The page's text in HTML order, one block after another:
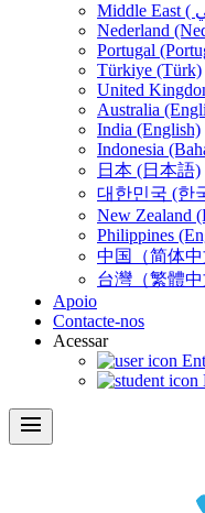
Nederland
Portugal
Türkiye (Türk)
United
Australia
India (English)
Indonesia
日本 (日本語)
대한민국 (한
New Zealand
Philippines
中国（简体
台灣（繁體中
Apoio
Contacte-nos
Acessar
menu